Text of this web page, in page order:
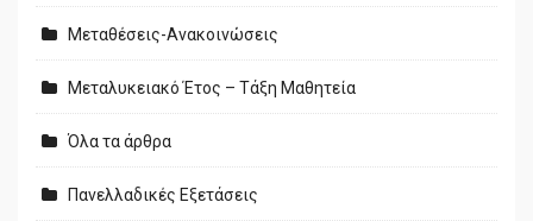
Μεταθέσεις-Ανακοινώσεις
Μεταλυκειακό Έτος – Τάξη Μαθητεία
Όλα τα άρθρα
Πανελλαδικές Εξετάσεις